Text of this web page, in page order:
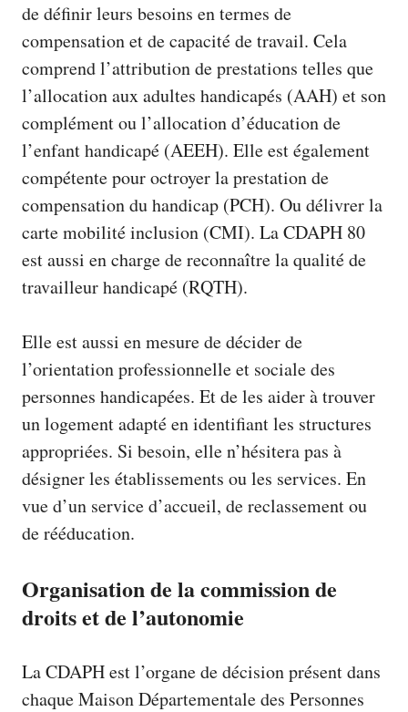
de définir leurs besoins en termes de
compensation et de capacité de travail. Cela
comprend l’attribution de prestations telles que
l’allocation aux adultes handicapés (AAH) et son
complément ou l’allocation d’éducation de
l’enfant handicapé (AEEH). Elle est également
compétente pour octroyer la prestation de
compensation du handicap (PCH). Ou délivrer la
carte mobilité inclusion (CMI). La CDAPH 80
est aussi en charge de reconnaître la qualité de
travailleur handicapé (RQTH).
Elle est aussi en mesure de décider de
l’orientation professionnelle et sociale des
personnes handicapées. Et de les aider à trouver
un logement adapté en identifiant les structures
appropriées. Si besoin, elle n’hésitera pas à
désigner les établissements ou les services. En
vue d’un service d’accueil, de reclassement ou
de rééducation.
Organisation de la commission de
droits et de l’autonomie
LaCDAPHest l’organe de décision présent dans
chaque Maison Départementale des Personnes